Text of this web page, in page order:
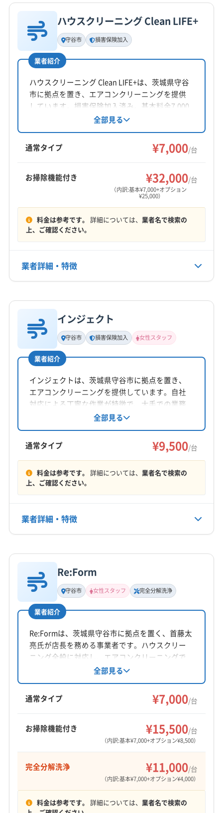
ハウスクリーニング Clean LIFE+
守谷市 損害保険加入
業者紹介
ハウスクリーニング Clean LIFE+は、茨城県守谷
市に拠点を置き、エアコンクリーニングを提供
しています。損害保険加入済み。基本料金7,000
円/台～。お掃除機能付きエアコンや室外機洗浄
などのオプションも充実しています。年中無休
で、茨城県、埼玉県、千葉県、東京都の一部エ
リアに対応。土日祝日対応や防カビ抗菌コーテ
全部見る
通常タイプ ¥7,000/台
お掃除機能付き ¥32,000/台
（内訳:基本¥7,000+オプション
¥25,000）
料金は参考です。 詳細については、 業者名で検索の
上、ご確認ください。
業者詳細・特徴
基本情報
代表者名
非公開
所在地
茨城県守谷市
対応地域
かすみがうら市 つくばみらい市
稲敷市
下妻市 牛久市 坂東市 取手市
常総市
石岡市
土浦市
(千葉県) 印西市
(千葉県) 浦安市
(千葉県) 我孫子市
(千葉県) 鎌ケ谷市
(千葉県) 佐倉市
(千葉県) 八千代市
(千葉県) 野田市
(千葉県) 流山市
(埼玉県) 越谷市
(埼玉県) 吉川市
(埼玉県) 春日部市
(埼玉県) 川口市
(埼玉県) 草加市
(埼玉県) 八潮市
(東京都) 葛飾区
(東京都) 江戸川区
(東京都) 江東区
(東京都) 荒川区
(東京都) 足立区
もっと見る
営業時間
定休日
年中無休
電話番号
公式HP
公式サイトなし
インジェクト
守谷市 損害保険加入 女性スタッフ
業者紹介
インジェクトは、茨城県守谷市に拠点を置き、
エアコンクリーニングを提供しています。自社
対応による丁寧な作業が特徴で、大手での業務
経験も豊富です。損害保険加入済みで、女性ス
タッフの同行も可能。年中無休で、茨城県、埼
玉県、千葉県、東京都の一部エリアに対応して
います。
全部見る
通常タイプ ¥9,500/台
料金は参考です。 詳細については、 業者名で検索の
上、ご確認ください。
業者詳細・特徴
基本情報
代表者名
非公開
所在地
茨城県守谷市
対応地域
つくばみらい市 つくば市
稲敷市
下妻市 牛久市 結城市 古河市
行方市
鹿嶋市
取手市 神栖市
水戸市
龍ケ崎市
稲敷郡阿見町
稲敷郡美浦村
久慈郡大子町
(千葉県) 安房郡鋸南町
(千葉県) 夷隅郡御宿町
(千葉県) 印西市
(千葉県) 印旛郡栄町
(千葉県) 印旛郡酒々井町
(千葉県) 浦安市
(千葉県) 我孫子市 (千葉県) 鎌ケ谷市
定休日
電話番号
Re:Form
守谷市 女性スタッフ 完全分解洗浄
業者紹介
Re:Formは、茨城県守谷市に拠点を置く、首藤太
亮氏が店長を務める事業者です。ハウスクリー
ニング全般に対応し、エアコンクリーニングで
はオリジナルの洗剤を使用、女性スタッフの同
行も可能です。大手での業務経験も豊富で、丁
寧な作業が魅力です。年中無休で対応していま
す。
全部見る
通常タイプ ¥7,000/台
お掃除機能付き ¥15,500/台
（内訳:基本¥7,000+オプション¥8,500）
完全分解洗浄 ¥11,000/台
（内訳:基本¥7,000+オプション¥4,000）
料金は参考です。 詳細については、 業者名で検索の